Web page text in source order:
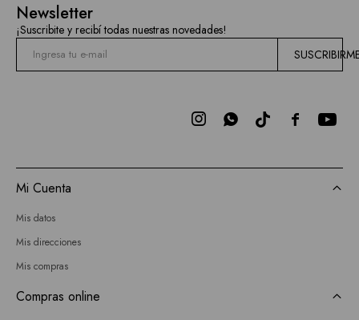
Newsletter
¡Suscribite y recibí todas nuestras novedades!

 
Mi Cuenta
Mis datos
Mis direcciones
Mis compras
Compras online